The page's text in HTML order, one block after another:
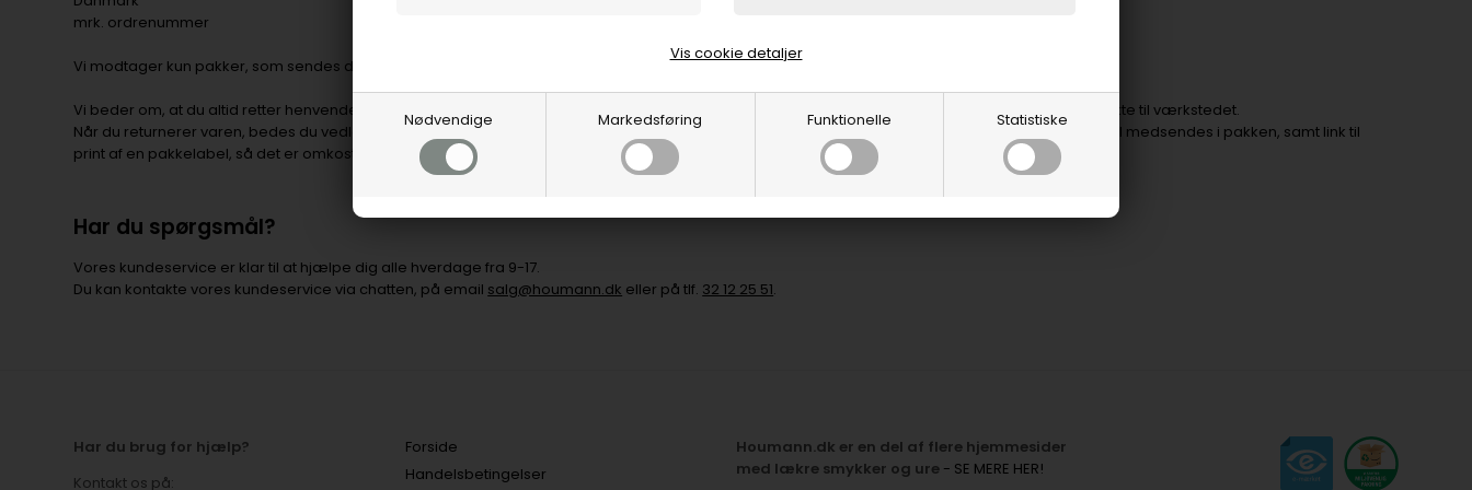
Nødvendige Markedsføring Funktionelle Statistiske
Vis cookie detaljer
mrk. ordrenummer
Vi modtager kun pakker, som sendes direkte til adressen.
Vi beder om, at du altid retter henvendelse til os før du returnere varen til os, da vi oftest vælger at spare tid og penge, ved at du sender varen direkte til værkstedet.
Når du returnerer varen, bedes du vedlægge en detaljeret beskrivelse af problemet, så vil vi fremsende en mail med reklamationsblanket, der skal medsendes i pakken, samt link til
print af en pakkelabel, så det er omkostningsfrit for dig at sende din vare til reparation.
Har du spørgsmål?
Vores kundeservice er klar til at hjælpe dig alle hverdage fra 9-17.
Du kan kontakte vores kundeservice via chatten, på email salg@houmann.dk eller på tlf. 32 12 25 51.
Har du brug for hjælp?
Kontakt os på:
Forside
Handelsbetingelser
Houmann.dk er en del af flere hjemmesider
med lækre smykker og ure- SE MERE HER!